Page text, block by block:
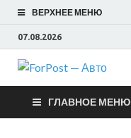
ВЕРХНЕЕ МЕНЮ
07.08.2026
ГЛАВНОЕ МЕНЮ